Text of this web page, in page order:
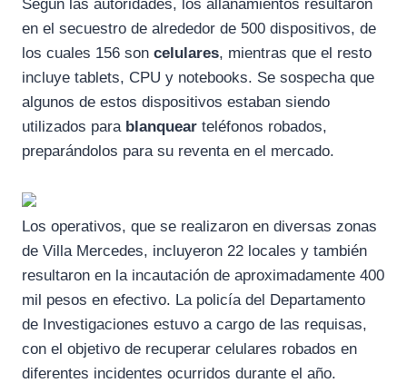
Según las autoridades, los allanamientos resultaron
en el secuestro de alrededor de 500 dispositivos, de
los cuales 156 son celulares, mientras que el resto
incluye tablets, CPU y notebooks. Se sospecha que
algunos de estos dispositivos estaban siendo
utilizados para blanquear teléfonos robados,
preparándolos para su reventa en el mercado.
Los operativos, que se realizaron en diversas zonas
de Villa Mercedes, incluyeron 22 locales y también
resultaron en la incautación de aproximadamente 400
mil pesos en efectivo. La policía del Departamento
de Investigaciones estuvo a cargo de las requisas,
con el objetivo de recuperar celulares robados en
diferentes incidentes ocurridos durante el año.